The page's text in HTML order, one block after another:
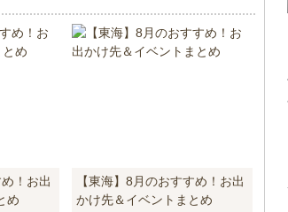
！お出
め
【東海】8月のおすすめ！お出
かけ先＆イベントまとめ